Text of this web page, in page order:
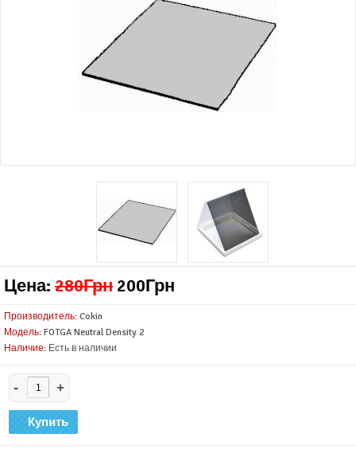
Цена: 280Грн 200Грн
Производитель: Cokin
Модель: FOTGA Neutral Density 2
Наличие: Есть в наличии
- +